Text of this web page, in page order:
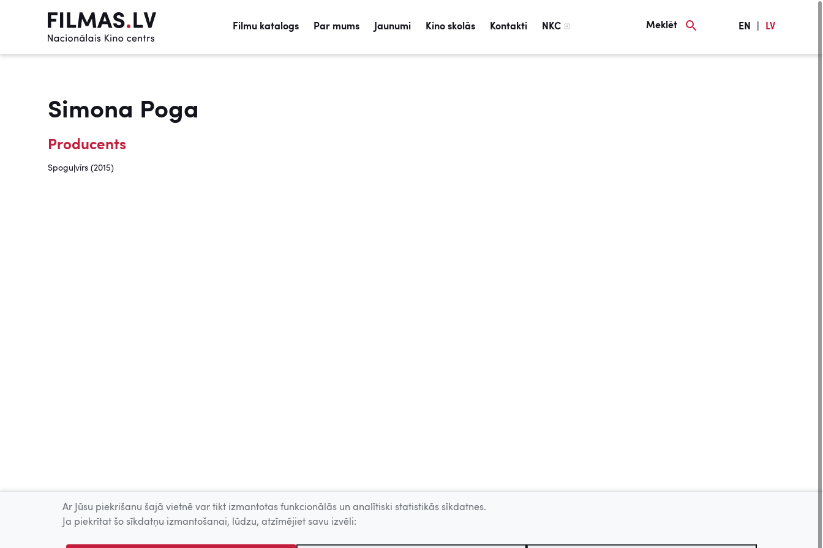
Filmu katalogs Par mums Jaunumi Kino skolās Kontakti NKC Meklēt EN LV
Simona Poga
Producents
Spoguļvīrs (2015)
Ar Jūsu piekrišanu šajā vietnē var tikt izmantotas funkcionālās un analītiski statistikās sīkdatnes.
Ja piekrītat šo sīkdatņu izmantošanai, lūdzu, atzīmējiet savu izvēli: